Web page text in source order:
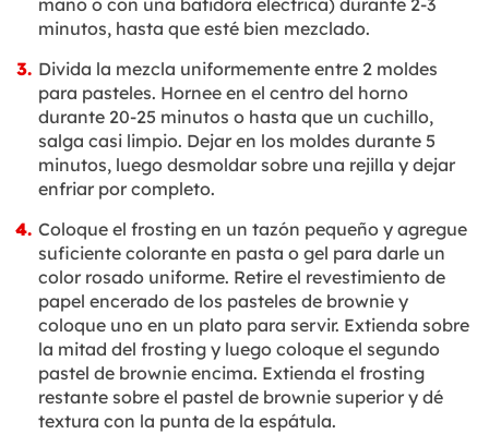
mano o con una batidora eléctrica) durante 2-3
minutos, hasta que esté bien mezclado.
Divida la mezcla uniformemente entre 2 moldes
para pasteles. Hornee en el centro del horno
durante 20-25 minutos o hasta que un cuchillo,
salga casi limpio. Dejar en los moldes durante 5
minutos, luego desmoldar sobre una rejilla y dejar
enfriar por completo.
Coloque el frosting en un tazón pequeño y agregue
suficiente colorante en pasta o gel para darle un
color rosado uniforme. Retire el revestimiento de
papel encerado de los pasteles de brownie y
coloque uno en un plato para servir. Extienda sobre
la mitad del frosting y luego coloque el segundo
pastel de brownie encima. Extienda el frosting
restante sobre el pastel de brownie superior y dé
textura con la punta de la espátula.